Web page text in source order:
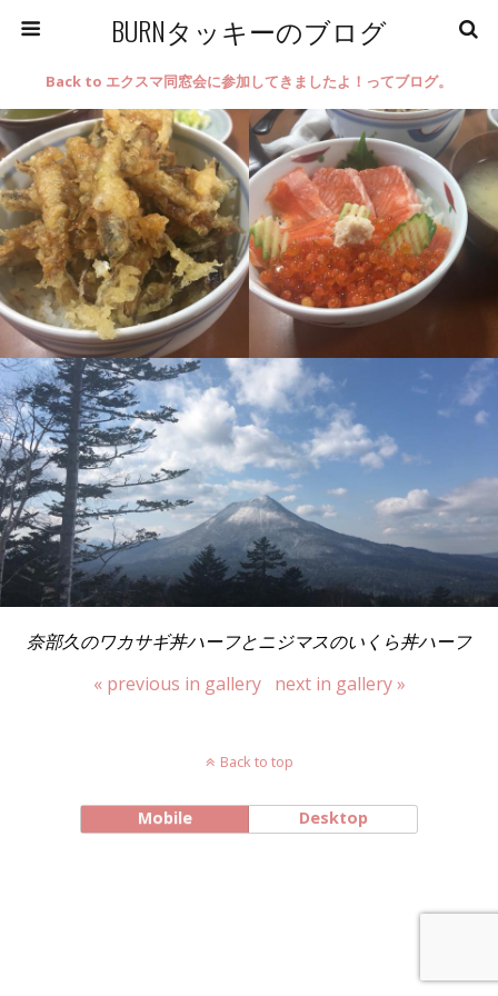
BURNタッキーのブログ
Back to エクスマ同窓会に参加してきましたよ！ってブログ。
奈部久のワカサギ丼ハーフとニジマスのいくら丼ハーフ
« previous in gallery
next in gallery »
Back to top
Mobile Desktop